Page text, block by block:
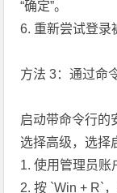
“确定”。
6. 重新尝试登录
方法 3：通过命
启动带命令行的
选择高级，选择
1. 使用管理员账
2. 按 `Win + R`